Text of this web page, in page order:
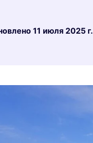
11 июля 2025 г.